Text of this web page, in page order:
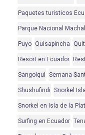
Paquetes turisticos
Parque Nacional
Puyo Quisapincha
Resort en Ecuador
Sangolqui Semana
Shushufindi Snorkel
Snorkel en Isla de la
Surfing en Ecuador